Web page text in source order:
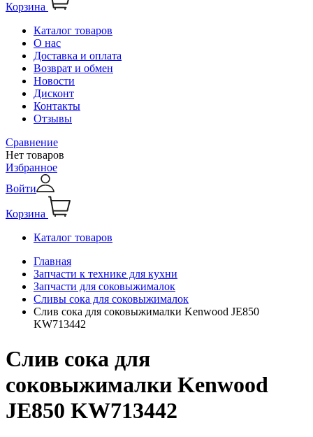
Корзина
Каталог товаров
О нас
Доставка и оплата
Возврат и обмен
Новости
Дисконт
Контакты
Отзывы
Сравнение
Нет товаров
Избранное
Войти
Корзина
Каталог товаров
Главная
Запчасти к технике для кухни
Запчасти для соковыжималок
Сливы сока для соковыжималок
Слив сока для соковыжималки Kenwood JE850
KW713442
Слив сока для
соковыжималки Kenwood
JE850 KW713442